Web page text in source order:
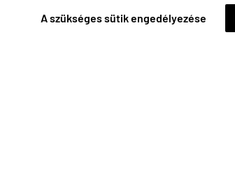
A szükséges sütik engedélyezése